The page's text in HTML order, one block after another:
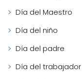
Día del Maestro
Día del niño
Día del padre
Día del trabajador